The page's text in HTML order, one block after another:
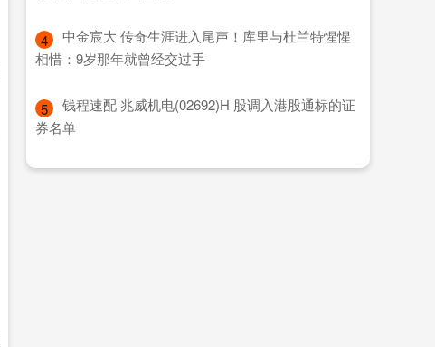
4
​中金宸大 传奇生涯进入尾声！库里与杜兰特惺惺
相惜：9岁那年就曾经交过手
5
​钱程速配 兆威机电(02692)H 股调入港股通标的证
券名单